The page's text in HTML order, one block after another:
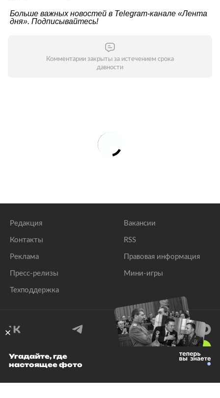
Больше важных новостей в Telegram-канале «Лента
дня». Подписывайтесь!
Комментарии закрыты за истечением срока
давности
Редакция
Контакты
Реклама
Пресс-релизы
Техподдержка
Вакансии
RSS
Правовая информация
Мини-игры
© 1999–2026 Все права защищены.
Угадайте, где
настоящее фото